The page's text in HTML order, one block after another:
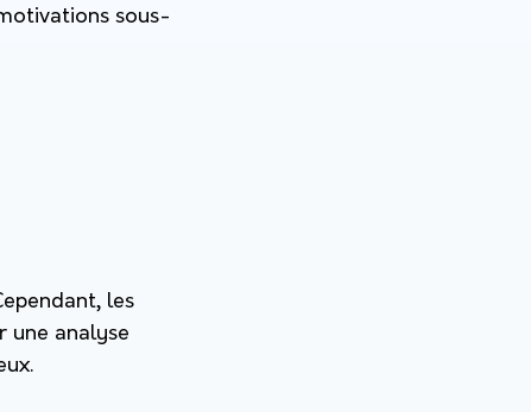
sous-
les
une analyse